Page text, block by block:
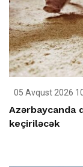
05 Avqust 2026
Azərbaycanda
keçiriləcək